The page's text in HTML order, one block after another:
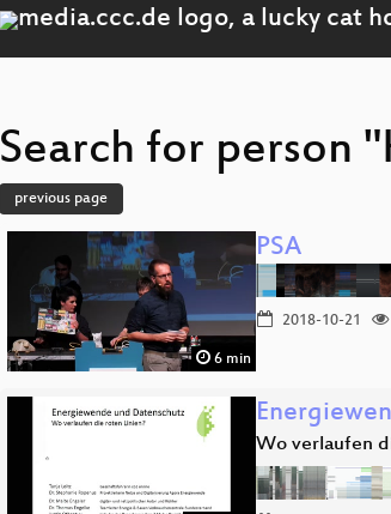
Search for person
previous page
6 min
PSA
2018-10-21
Wo verlaufen